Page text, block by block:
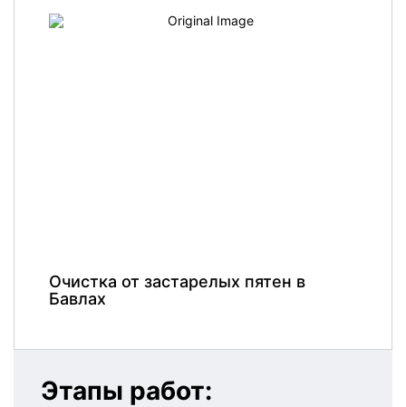
Очистка от застарелых пятен в
Бавлах
Этапы работ: